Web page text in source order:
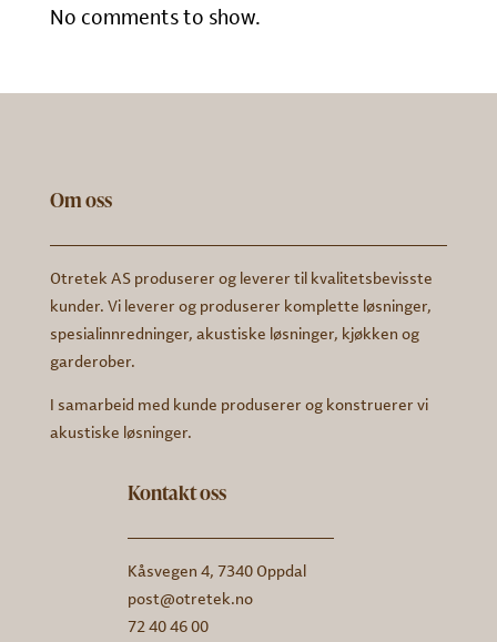
No comments to show.
Om oss
Otretek AS produserer og leverer til kvalitetsbevisste
kunder. Vi leverer og produserer komplette løsninger,
spesialinnredninger, akustiske løsninger, kjøkken og
garderober.
I samarbeid med kunde produserer og konstruerer vi
akustiske løsninger.
Kontakt oss
Kåsvegen 4, 7340 Oppdal
post@otretek.no
72 40 46 00